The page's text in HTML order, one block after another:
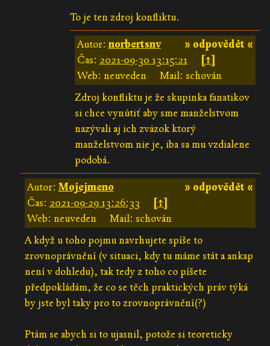
To je ten zdroj konfliktu.
» odpovědět «
Autor:norbertsnv
Čas: 2021-09-30 13:15:21
[↑]
Web: neuveden
Mail: schován
Zdroj konfliktu je že skupinka fanatikov
si chce vynútiť aby sme manželstvom
nazývali aj ich zväzok ktorý
manželstvom nie je, iba sa mu vzdialene
podobá.
» odpovědět «
Autor: Mojejmeno
Čas: 2021-09-29 13:26:33
[↑]
Web: neuveden
Mail: schován
A když u toho pojmu navrhujete spíše to
zrovnoprávnění (v situaci, kdy tu máme stát a ankap
není v dohledu), tak tedy z toho co píšete
předpokládám, že co se těch praktických práv týká
by jste byl taky pro to zrovnoprávnění(?)
Ptám se abych si to ujasnil, potože si teoreticky